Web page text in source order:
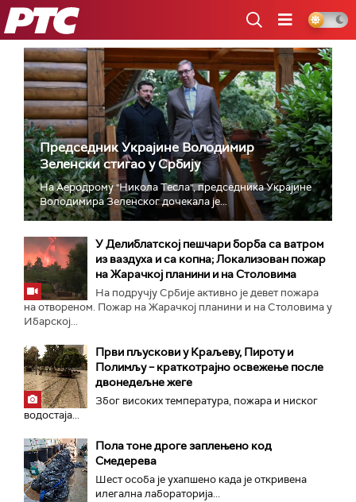
РТС
Председник Украјине Володимир
Зеленски стигао у Србију
На Аеродрому "Никола Тесла", председника Украјине
Володимира Зеленског дочекала је...
У Делиблатској пешчари борба са ватром
из ваздуха и са копна; Локализован пожар
на Жарачкој планини и на Столовима
На подручју Србије активно је девет пожара
на отвореном. Пожар на Жарачкој планини и на Столовима у
Ибарској...
Први пљускови у Краљеву, Пироту и
Полимљу – краткотрајно освежење после
двонедељне жеге
Због високих температура, пожара и ниског
водостаја...
Пола тоне дроге заплењено код
Смедерева
Шест особа је ухапшено када је откривена
илегална лабораторија...